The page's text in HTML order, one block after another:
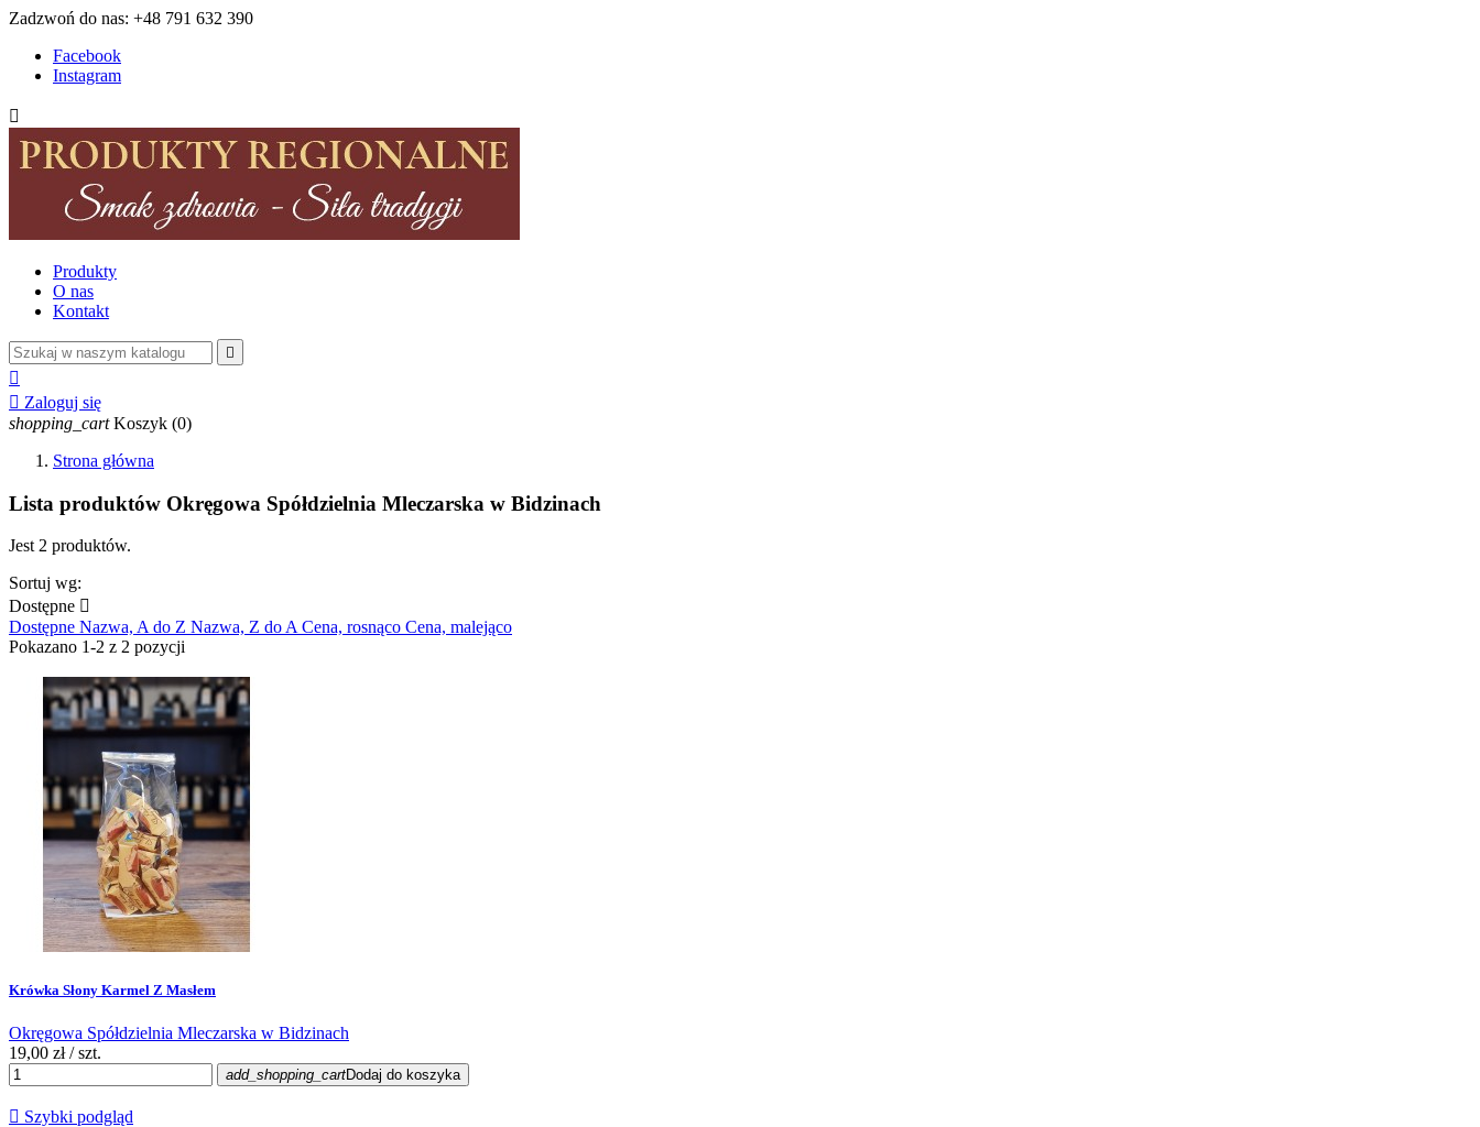
Zadzwoń do nas: +48 791 632 390
Facebook
Instagram

Produkty
O nas
Kontakt


 Zaloguj się
shopping_cart Koszyk (0)
Strona główna
Lista produktów Okręgowa Spółdzielnia Mleczarska w Bidzinach
Jest 2 produktów.
Sortuj wg:
Dostępne 
Dostępne Nazwa, A do Z Nazwa, Z do ACena, rosnąco Cena, malejąco
Pokazano 1-2 z 2 pozycji
Krówka Słony Karmel Z Masłem
Okręgowa Spółdzielnia Mleczarska w Bidzinach
19,00 zł / szt.
add_shopping_cartDodaj do koszyka
 Szybki podgląd